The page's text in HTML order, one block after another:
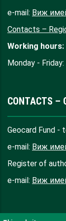
e-mail: Виж
Contacts –
Working hours:
Monday -
CONTACTS –
Geocard Fund -
e-mail: Виж
Register of
e-mail: Виж